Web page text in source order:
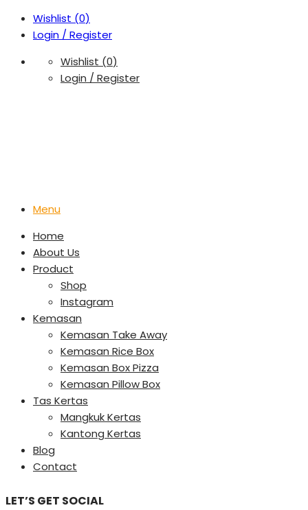
Wishlist (0)
Login / Register
Wishlist (0)
Login / Register
Menu
Home
About Us
Product
Shop
Instagram
Kemasan
Kemasan Take Away
Kemasan Rice Box
Kemasan Box Pizza
Kemasan Pillow Box
Tas Kertas
Mangkuk Kertas
Kantong Kertas
Blog
Contact
LET’S GET SOCIAL